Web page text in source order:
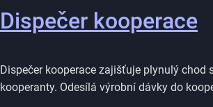
Dispečer kooperace
Dispečer kooperace zajišťuje plynulý chod
kooperanty. Odesílá výrobní dávky do